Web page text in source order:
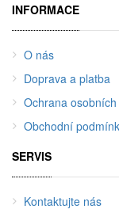
INFORMACE
O nás
Doprava a platba
Ochrana
Obchodní
SERVIS
Kontaktujte nás